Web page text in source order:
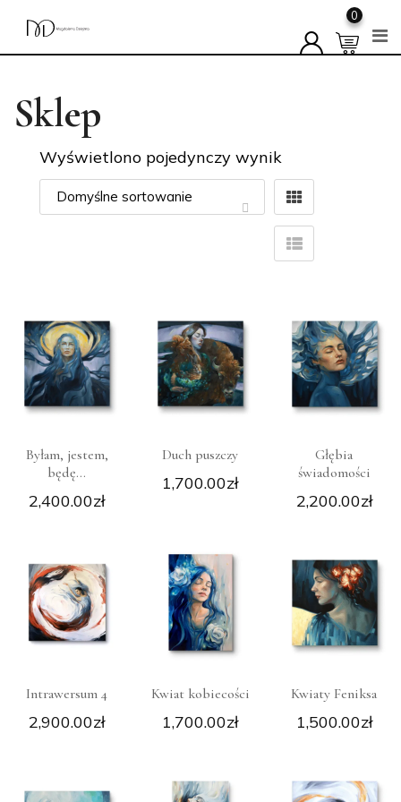
Skip
content
0
Sklep
Wyświetlono pojedynczy wynik
DODAJ
DO
KOSZYKA
Byłam, jestem,
będę…
2,400.00zł
DODAJ
DO
Duch puszczy
1,700.00zł
DODAJ
DO
KOSZYKA
Głębia
świadomości
2,200.00zł
DODAJ
DO
Intrawersum 4
2,900.00zł
DODAJ
DO
Kwiat kobiecości
1,700.00zł
DODAJ
DO
Kwiaty Feniksa
1,500.00zł